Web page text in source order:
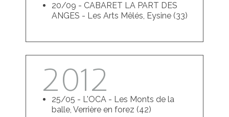
20/09 - CABARET LA PART DES
ANGES - Les Arts Mêlés, Eysine (33)
2012
25/05 - L'OCA - Les Monts de la
balle, Verrière en forez (42)